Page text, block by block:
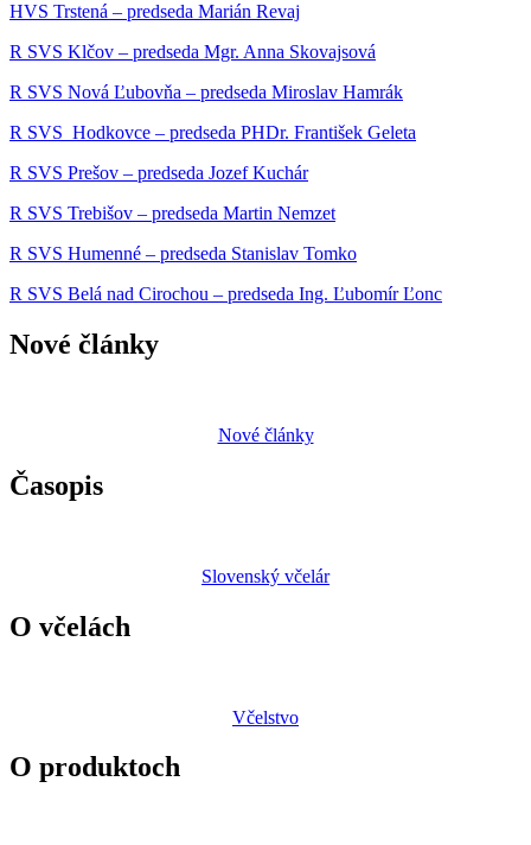
HVS Trstená – predseda Marián Revaj
R SVS Klčov – predseda Mgr. Anna Skovajsová
R SVS Nová Ľubovňa – predseda Miroslav Hamrák
R SVS Hodkovce – predseda PHDr. František Geleta
R SVS Prešov – predseda Jozef Kuchár
R SVS Trebišov – predseda Martin Nemzet
R SVS Humenné – predseda Stanislav Tomko
R SVS Belá nad Cirochou – predseda Ing. Ľubomír Ľonc
Nové články
Nové články
Časopis
Slovenský včelár
O včelách
Včelstvo
O produktoch